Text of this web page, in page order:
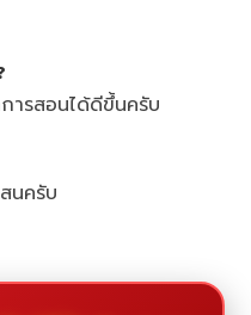
ารสอนได้ดีขึ้นครับ
นครับ